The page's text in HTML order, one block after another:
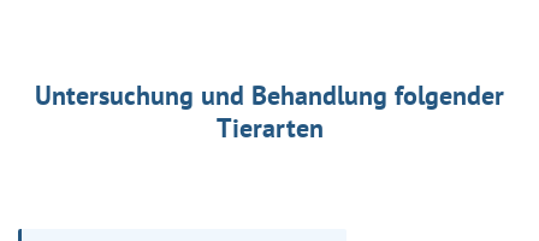
Untersuchung und Behandlung folgender
Tierarten